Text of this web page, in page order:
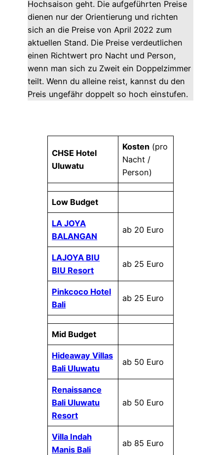
Hochsaison geht. Die aufgeführten Preise
dienen nur der Orientierung und richten
sich an die Preise von April 2022 zum
aktuellen Stand. Die Preise verdeutlichen
einen Richtwert pro Nacht und Person,
wenn man sich zu Zweit ein Doppelzimmer
teilt. Wenn du alleine reist, kannst du den
Preis ungefähr doppelt so hoch einstufen.
CHSE Hotel
Uluwatu
Kosten (pro
Nacht /
Person)
Low Budget
LA JOYA
BALANGAN
ab 20 Euro
LAJOYA BIU
BIU Resort
ab 25 Euro
Pinkcoco Hotel
Bali
ab 25 Euro
Mid Budget
Hideaway Villas
Bali Uluwatu
ab 50 Euro
Renaissance
Bali Uluwatu
Resort
ab 50 Euro
Villa Indah
Manis Bali
ab 85 Euro